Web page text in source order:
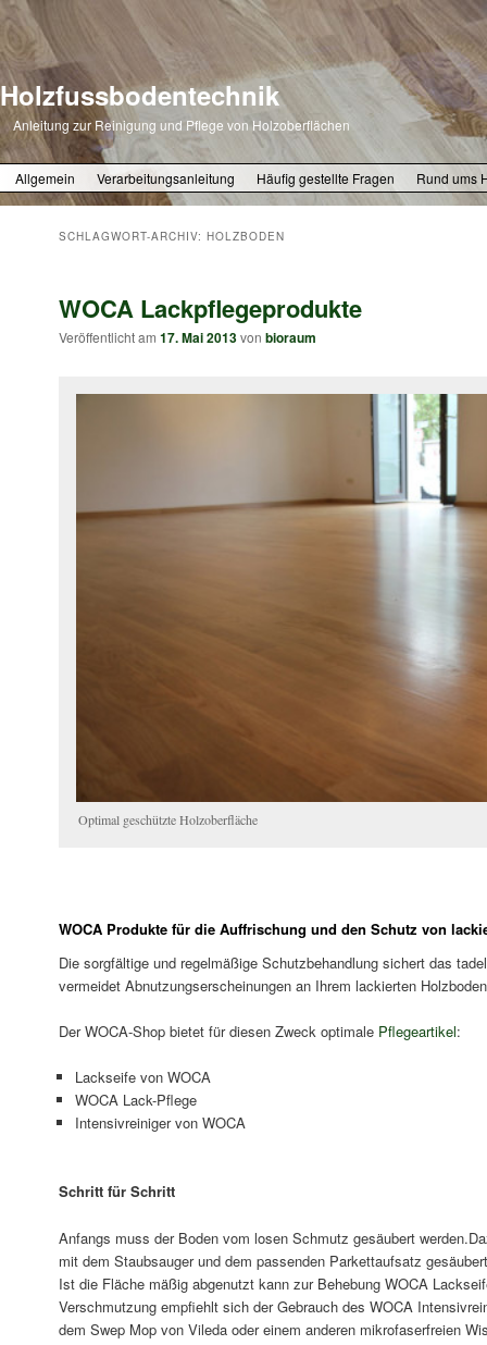
Holzfussbodentechnik
Anleitung zur Reinigung und Pflege von Holzoberflächen
Zum primären Inhalt springen
Zum sekundären Inhalt springen
Allgemein Verarbeitungsanleitung Häufig gestellte Fragen Rund ums
SCHLAGWORT-ARCHIV: HOLZBODEN
WOCA Lackpflegeprodukte
Veröffentlicht am 17. Mai 2013von bioraum
Optimal geschützte Holzoberfläche
WOCA Produkte für die Auffrischung und den Schutz von
Die sorgfältige und regelmäßige Schutzbehandlung sichert das
vermeidet Abnutzungserscheinungen an Ihrem lackierten Holzboden
Der WOCA-Shop bietet für diesen Zweck optimale Pflegeartikel:
Lackseife von WOCA
WOCA Lack-Pflege
Intensivreiniger von WOCA
Schritt für Schritt
Anfangs muss der Boden vom losen Schmutz gesäubert
mit dem Staubsauger und dem passenden Parkettaufsatz
Ist die Fläche mäßig abgenutzt kann zur Behebung WOCA
Verschmutzung empfiehlt sich der Gebrauch des WOCA
dem Swep Mop von Vileda oder einem anderen mikrofaserfreien